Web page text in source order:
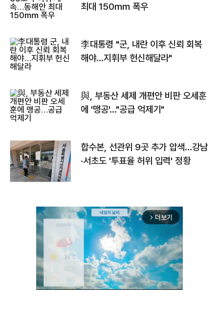
최대 150㎜ 폭우
李대통령 "군, 내란 이후 신뢰 회복
해야…지휘부 헌신해달라"
與, 부동산 세제 개편안 비판 오세훈
에 '맹공'…"공급 억제기"
합수본, 선관위 9곳 추가 압색…강남
·서초도 '투표율 허위 입력' 정황
arrow_forward_ios 더보기